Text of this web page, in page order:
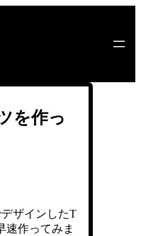
を作っ
ザインしたT
速作ってみま